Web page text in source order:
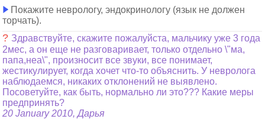
Покажите неврологу, эндокринологу (язык не должен
торчать).
? Здравствуйте, скажите пожалуйста, мальчику уже 3 года
2мес, а он еще не разговаривает, только отдельно \"ма,
папа,неа\", произносит все звуки, все понимает,
жестикулирует, когда хочет что-то объяснить. У невролога
наблюдаемся, никаких отклонений не выявлено.
Посоветуйте, как быть, нормально ли это??? Какие меры
предпринять?
20 January 2010, Дарья